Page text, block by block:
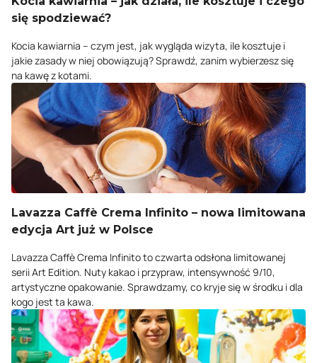
się spodziewać?
Kocia kawiarnia – czym jest, jak wygląda wizyta, ile kosztuje i
jakie zasady w niej obowiązują? Sprawdź, zanim wybierzesz się
na kawę z kotami.
Lavazza Caffè Crema Infinito – nowa limitowana
edycja Art już w Polsce
Lavazza Caffè Crema Infinito to czwarta odsłona limitowanej
serii Art Edition. Nuty kakao i przypraw, intensywność 9/10,
artystyczne opakowanie. Sprawdzamy, co kryje się w środku i dla
kogo jest ta kawa.